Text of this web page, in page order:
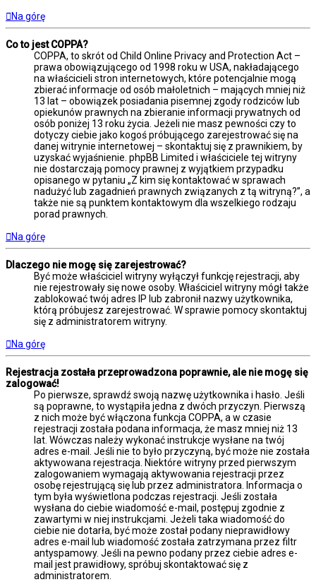
Na górę
Co to jest COPPA?
COPPA, to skrót od Child Online Privacy and Protection Act –
prawa obowiązującego od 1998 roku w USA, nakładającego
na właścicieli stron internetowych, które potencjalnie mogą
zbierać informacje od osób małoletnich – mających mniej niż
13 lat – obowiązek posiadania pisemnej zgody rodziców lub
opiekunów prawnych na zbieranie informacji prywatnych od
osób poniżej 13 roku życia. Jeżeli nie masz pewności czy to
dotyczy ciebie jako kogoś próbującego zarejestrować się na
danej witrynie internetowej – skontaktuj się z prawnikiem, by
uzyskać wyjaśnienie. phpBB Limited i właściciele tej witryny
nie dostarczają pomocy prawnej z wyjątkiem przypadku
opisanego w pytaniu „Z kim się kontaktować w sprawach
nadużyć lub zagadnień prawnych związanych z tą witryną?”, a
także nie są punktem kontaktowym dla wszelkiego rodzaju
porad prawnych.
Na górę
Dlaczego nie mogę się zarejestrować?
Być może właściciel witryny wyłączył funkcję rejestracji, aby
nie rejestrowały się nowe osoby. Właściciel witryny mógł także
zablokować twój adres IP lub zabronił nazwy użytkownika,
którą próbujesz zarejestrować. W sprawie pomocy skontaktuj
się z administratorem witryny.
Na górę
Rejestracja została przeprowadzona poprawnie, ale nie mogę się
zalogować!
Po pierwsze, sprawdź swoją nazwę użytkownika i hasło. Jeśli
są poprawne, to wystąpiła jedna z dwóch przyczyn. Pierwszą
z nich może być włączona funkcja COPPA, a w czasie
rejestracji została podana informacja, że masz mniej niż 13
lat. Wówczas należy wykonać instrukcje wysłane na twój
adres e-mail. Jeśli nie to było przyczyną, być może nie została
aktywowana rejestracja. Niektóre witryny przed pierwszym
zalogowaniem wymagają aktywowania rejestracji przez
osobę rejestrującą się lub przez administratora. Informacja o
tym była wyświetlona podczas rejestracji. Jeśli została
wysłana do ciebie wiadomość e-mail, postępuj zgodnie z
zawartymi w niej instrukcjami. Jeżeli taka wiadomość do
ciebie nie dotarła, być może został podany nieprawidłowy
adres e-mail lub wiadomość została zatrzymana przez filtr
antyspamowy. Jeśli na pewno podany przez ciebie adres e-
mail jest prawidłowy, spróbuj skontaktować się z
administratorem.